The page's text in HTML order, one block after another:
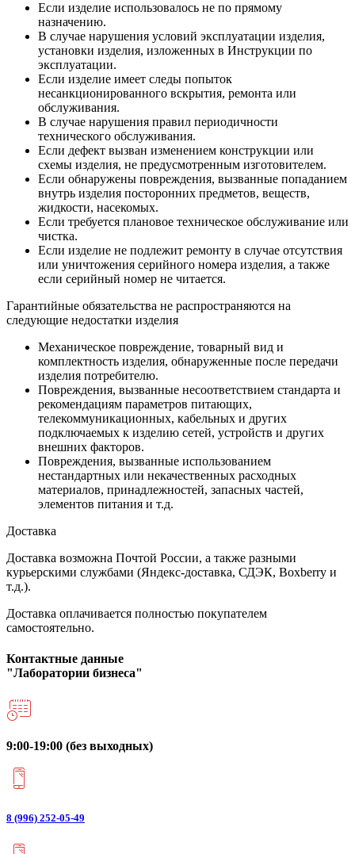
Если изделие использовалось не по прямому
назначению.
В случае нарушения условий эксплуатации изделия,
установки изделия, изложенных в Инструкции по
эксплуатации.
Если изделие имеет следы попыток
несанкционированного вскрытия, ремонта или
обслуживания.
В случае нарушения правил периодичности
технического обслуживания.
Если дефект вызван изменением конструкции или
схемы изделия, не предусмотренным изготовителем.
Если обнаружены повреждения, вызванные попаданием
внутрь изделия посторонних предметов, веществ,
жидкости, насекомых.
Если требуется плановое техническое обслуживание или
чистка.
Если изделие не подлежит ремонту в случае отсутствия
или уничтожения серийного номера изделия, а также
если серийный номер не читается.
Гарантийные обязательства не распространяются на
следующие недостатки изделия
Механическое повреждение, товарный вид и
комплектность изделия, обнаруженные после передачи
изделия потребителю.
Повреждения, вызванные несоответствием стандарта и
рекомендациям параметров питающих,
телекоммуникационных, кабельных и других
подключаемых к изделию сетей, устройств и других
внешних факторов.
Повреждения, вызванные использованием
нестандартных или некачественных расходных
материалов, принадлежностей, запасных частей,
элементов питания и т.д.
Доставка
Доставка возможна Почтой России, а также разными
курьерскими службами (Яндекс-доставка, СДЭК, Boxberry и
т.д.).
Доставка оплачивается полностью покупателем
самостоятельно.
Контактные данные
"Лаборатории бизнеса"
9:00-19:00 (без выходных)
8 (996) 252-05-49